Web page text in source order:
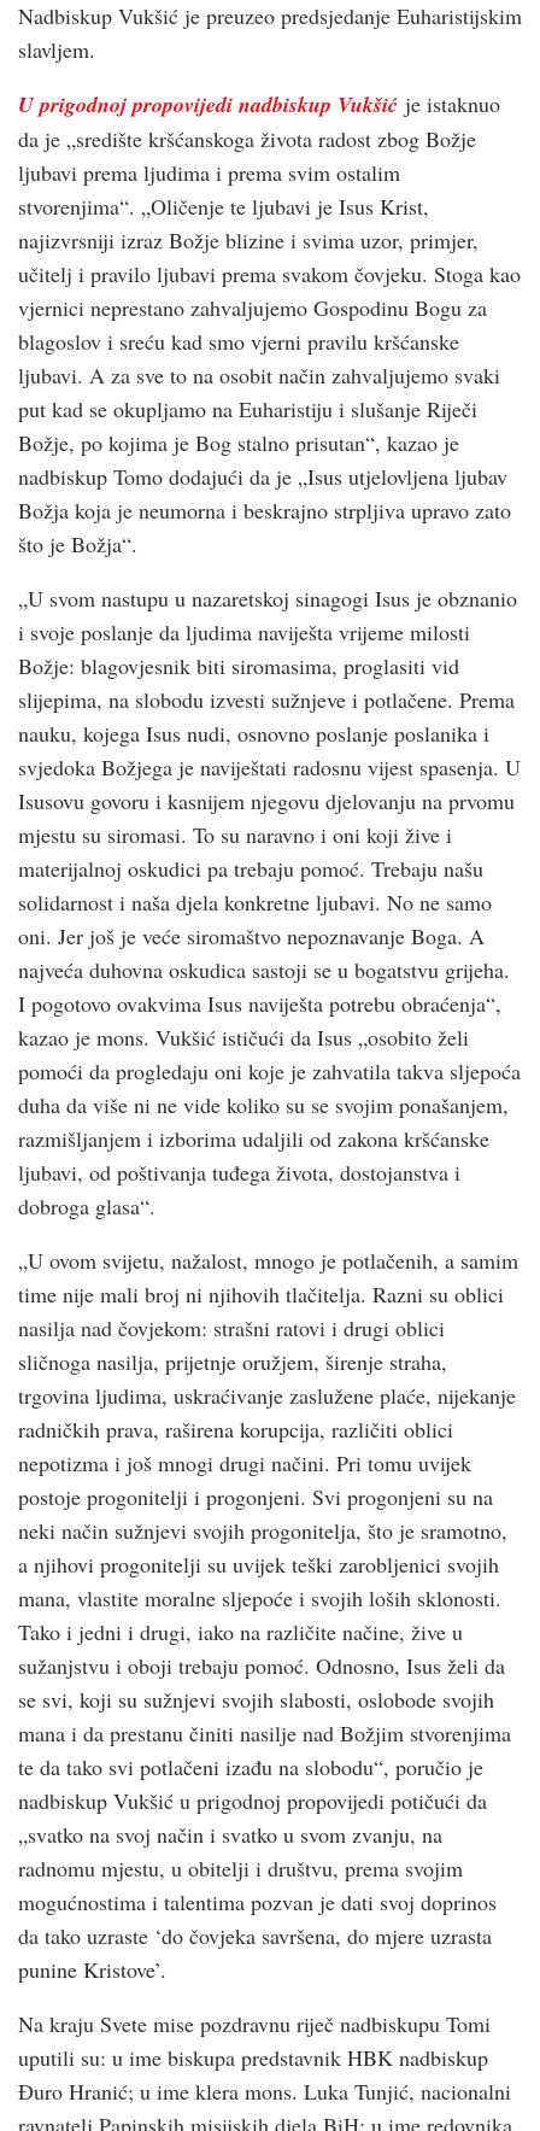
Nadbiskup Vukšić je preuzeo predsjedanje Euharistijskim
slavljem.
U prigodnoj propovijedi nadbiskup Vukšić je istaknuo
da je „središte kršćanskoga života radost zbog Božje
ljubavi prema ljudima i prema svim ostalim
stvorenjima“. „Oličenje te ljubavi je Isus Krist,
najizvrsniji izraz Božje blizine i svima uzor, primjer,
učitelj i pravilo ljubavi prema svakom čovjeku. Stoga kao
vjernici neprestano zahvaljujemo Gospodinu Bogu za
blagoslov i sreću kad smo vjerni pravilu kršćanske
ljubavi. A za sve to na osobit način zahvaljujemo svaki
put kad se okupljamo na Euharistiju i slušanje Riječi
Božje, po kojima je Bog stalno prisutan“, kazao je
nadbiskup Tomo dodajući da je „Isus utjelovljena ljubav
Božja koja je neumorna i beskrajno strpljiva upravo zato
što je Božja“.
„U svom nastupu u nazaretskoj sinagogi Isus je obznanio
i svoje poslanje da ljudima naviješta vrijeme milosti
Božje: blagovjesnik biti siromasima, proglasiti vid
slijepima, na slobodu izvesti sužnjeve i potlačene. Prema
nauku, kojega Isus nudi, osnovno poslanje poslanika i
svjedoka Božjega je naviještati radosnu vijest spasenja. U
Isusovu govoru i kasnijem njegovu djelovanju na prvomu
mjestu su siromasi. To su naravno i oni koji žive i
materijalnoj oskudici pa trebaju pomoć. Trebaju našu
solidarnost i naša djela konkretne ljubavi. No ne samo
oni. Jer još je veće siromaštvo nepoznavanje Boga. A
najveća duhovna oskudica sastoji se u bogatstvu grijeha.
I pogotovo ovakvima Isus naviješta potrebu obraćenja“,
kazao je mons. Vukšić ističući da Isus „osobito želi
pomoći da progledaju oni koje je zahvatila takva sljepoća
duha da više ni ne vide koliko su se svojim ponašanjem,
razmišljanjem i izborima udaljili od zakona kršćanske
ljubavi, od poštivanja tuđega života, dostojanstva i
dobroga glasa“.
„U ovom svijetu, nažalost, mnogo je potlačenih, a samim
time nije mali broj ni njihovih tlačitelja. Razni su oblici
nasilja nad čovjekom: strašni ratovi i drugi oblici
sličnoga nasilja, prijetnje oružjem, širenje straha,
trgovina ljudima, uskraćivanje zaslužene plaće, nijekanje
radničkih prava, raširena korupcija, različiti oblici
nepotizma i još mnogi drugi načini. Pri tomu uvijek
postoje progonitelji i progonjeni. Svi progonjeni su na
neki način sužnjevi svojih progonitelja, što je sramotno,
a njihovi progonitelji su uvijek teški zarobljenici svojih
mana, vlastite moralne sljepoće i svojih loših sklonosti.
Tako i jedni i drugi, iako na različite načine, žive u
sužanjstvu i oboji trebaju pomoć. Odnosno, Isus želi da
se svi, koji su sužnjevi svojih slabosti, oslobode svojih
mana i da prestanu činiti nasilje nad Božjim stvorenjima
te da tako svi potlačeni izađu na slobodu“, poručio je
nadbiskup Vukšić u prigodnoj propovijedi potičući da
„svatko na svoj način i svatko u svom zvanju, na
radnomu mjestu, u obitelji i društvu, prema svojim
mogućnostima i talentima pozvan je dati svoj doprinos
da tako uzraste ‘do čovjeka savršena, do mjere uzrasta
punine Kristove’.
Na kraju Svete mise pozdravnu riječ nadbiskupu Tomi
uputili su: u ime biskupa predstavnik HBK nadbiskup
Đuro Hranić; u ime klera mons. Luka Tunjić, nacionalni
ravnatelj Papinskih misijskih djela BiH; u ime redovnika